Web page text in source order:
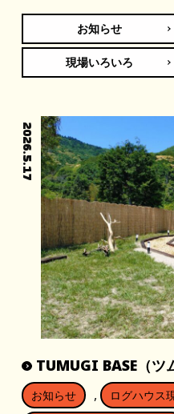
お知らせ
現場いろいろ
2026.5.17
TUMUGI BASE（ツ
お知らせ ,
ログハウス